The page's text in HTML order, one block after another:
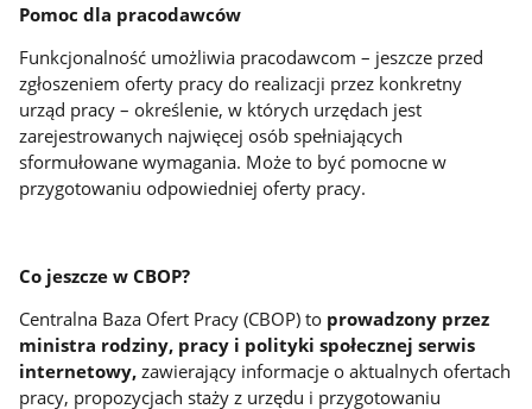
Pomoc dla pracodawców
Funkcjonalność umożliwia pracodawcom – jeszcze przed
zgłoszeniem oferty pracy do realizacji przez konkretny
urząd pracy – określenie, w których urzędach jest
zarejestrowanych najwięcej osób spełniających
sformułowane wymagania. Może to być pomocne w
przygotowaniu odpowiedniej oferty pracy.
Co jeszcze w CBOP?
Centralna Baza Ofert Pracy (CBOP) to prowadzony przez
ministra rodziny, pracy i polityki społecznej serwis
internetowy,zawierający informacje o aktualnych ofertach
pracy, propozycjach staży z urzędu i przygotowaniu